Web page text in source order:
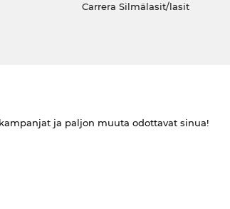
Carrera Silmälasit/lasit
ja paljon muuta odottavat sinua!